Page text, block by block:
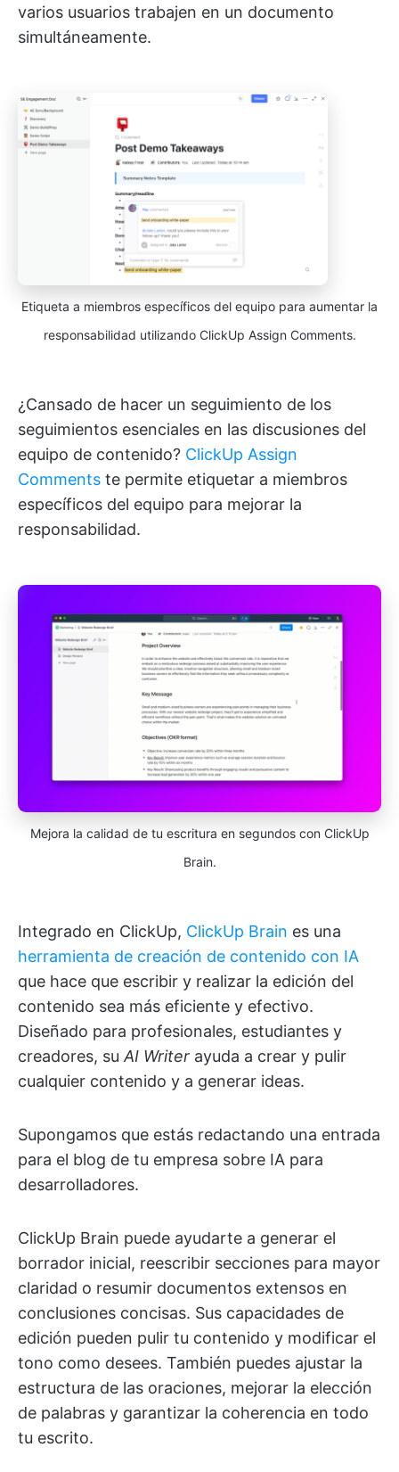
varios usuarios trabajen en un documento
simultáneamente.
Etiqueta a miembros específicos del equipo para aumentar la
responsabilidad utilizando ClickUp Assign Comments.
¿Cansado de hacer un seguimiento de los
seguimientos esenciales en las discusiones del
equipo de contenido? ClickUp Assign
Comments te permite etiquetar a miembros
específicos del equipo para mejorar la
responsabilidad.
Mejora la calidad de tu escritura en segundos con ClickUp
Brain.
Integrado en ClickUp, ClickUp Brain es una
herramienta de creación de contenido con IA
que hace que escribir y realizar la edición del
contenido sea más eficiente y efectivo.
Diseñado para profesionales, estudiantes y
creadores, suAI Writer ayuda a crear y pulir
cualquier contenido y a generar ideas.
Supongamos que estás redactando una entrada
para el blog de tu empresa sobre IA para
desarrolladores.
ClickUp Brain puede ayudarte a generar el
borrador inicial, reescribir secciones para mayor
claridad o resumir documentos extensos en
conclusiones concisas. Sus capacidades de
edición pueden pulir tu contenido y modificar el
tono como desees. También puedes ajustar la
estructura de las oraciones, mejorar la elección
de palabras y garantizar la coherencia en todo
tu escrito.